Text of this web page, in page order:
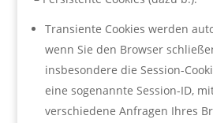
Transiente Cookies werden
wenn Sie den Browser
insbesondere die Session-
eine sogenannte Session-ID,
verschiedene Anfragen Ihres